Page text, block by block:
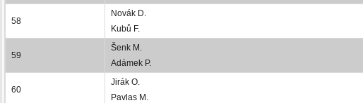
58
Novák D.
Kubů F.
59
Šenk M.
Adámek P.
60
Jirák O.
Pavlas M.